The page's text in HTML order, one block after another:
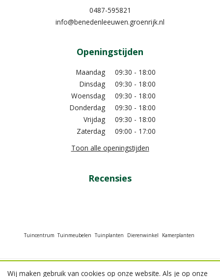
0487-595821
info@benedenleeuwen.groenrijk.nl
Openingstijden
Maandag
09:30 - 18:00
Dinsdag
09:30 - 18:00
Woensdag
09:30 - 18:00
Donderdag
09:30 - 18:00
Vrijdag
09:30 - 18:00
Zaterdag
09:00 - 17:00
Toon alle openingstijden
Recensies
Tuincentrum Tuinmeubelen Tuinplanten Dierenwinkel Kamerplanten
© GroenRijk Beneden Leeuwen
Wij maken gebruik van cookies op onze website. Als je op onze